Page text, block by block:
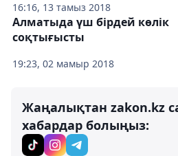
16:16, 13 тамыз 2018
19:23, 02 мамыр 2018
Алматыда үш бірдей көлік
соқтығысты
Жаңалықтан zakon.kz
хабардар болыңыз: